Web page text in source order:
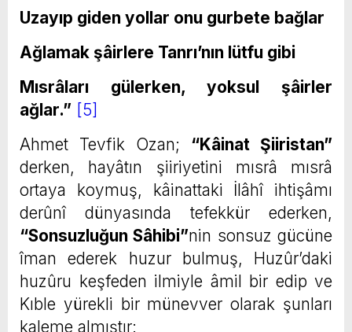
Uzayıp giden yollar onu gurbete bağlar
Ağlamak şâirlere Tanrı’nın lütfu gibi
Mısrâları gülerken, yoksul şâirler
ağlar.” [5]
Ahmet Tevfik Ozan; “Kâinat Şiiristan”
derken, hayâtın şiiriyetini mısrâ mısrâ
ortaya koymuş, kâinattaki İlâhî ihtişâmı
derûnî dünyasında tefekkür ederken,
“Sonsuzluğun Sâhibi”nin sonsuz gücüne
îman ederek huzur bulmuş, Huzûr’daki
huzûru keşfeden ilmiyle âmil bir edip ve
Kıble yürekli bir münevver olarak şunları
kaleme almıştır: